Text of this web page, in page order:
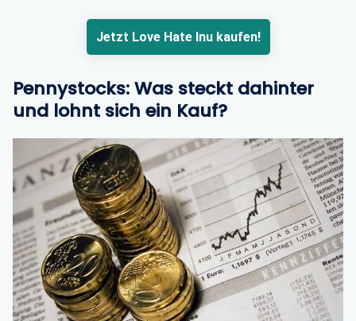
Jetzt Love Hate Inu kaufen!
Pennystocks: Was steckt dahinter
und lohnt sich ein Kauf?